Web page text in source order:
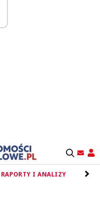
RAPORTY I ANALIZY